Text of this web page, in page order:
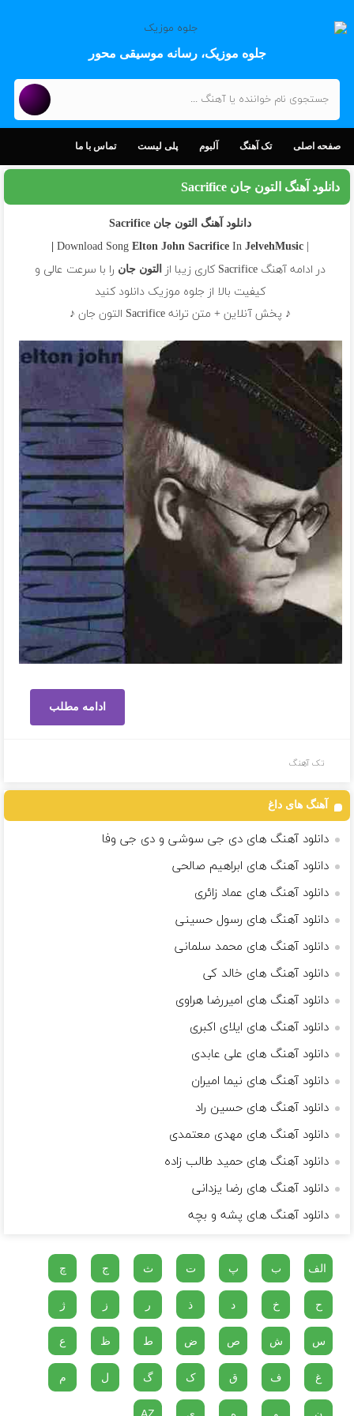
جلوه موزیک، رسانه موسیقی محور
صفحه اصلی تک آهنگ آلبوم پلی لیست تماس با ما
دانلود آهنگ التون جان Sacrifice
دانلود آهنگ التون جان Sacrifice
| Download Song
Elton John Sacrifice InJelvehMusic |
در ادامه آهنگ Sacrifice کاری زیبا از التون جان را با سرعت عالی و
کیفیت بالا از جلوه موزیک دانلود کنید
♪ پخش آنلاین + متن ترانه Sacrifice التون جان ♪
ادامه مطلب
تک آهنگ
آهنگ های داغ
دانلود آهنگ های دی جی سوشی و دی جی وفا
دانلود آهنگ های ابراهیم صالحی
دانلود آهنگ های عماد زائری
دانلود آهنگ های رسول حسینی
دانلود آهنگ های محمد سلمانی
دانلود آهنگ های خالد کی
دانلود آهنگ های امیررضا هراوی
دانلود آهنگ های ایلای اکبری
دانلود آهنگ های علی عابدی
دانلود آهنگ های نیما امیران
دانلود آهنگ های حسین راد
دانلود آهنگ های مهدی معتمدی
دانلود آهنگ های حمید طالب زاده
دانلود آهنگ های رضا یزدانی
دانلود آهنگ های پشه و بچه
الف ب پ ت ث ج چ
ح خ د ذ ر ز ژ
س ش ص ض ط ظ ع
غ ف ق ک گ ل م
ن و ه ی AZ